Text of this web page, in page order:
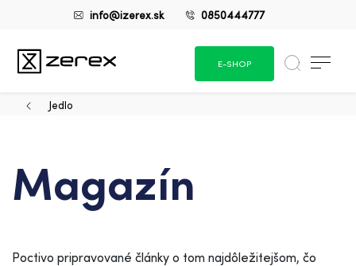
info@izerex.sk 0850444777
E-SHOP
Jedlo
Magazín
Poctivo pripravované články o tom najdôležitejšom, čo